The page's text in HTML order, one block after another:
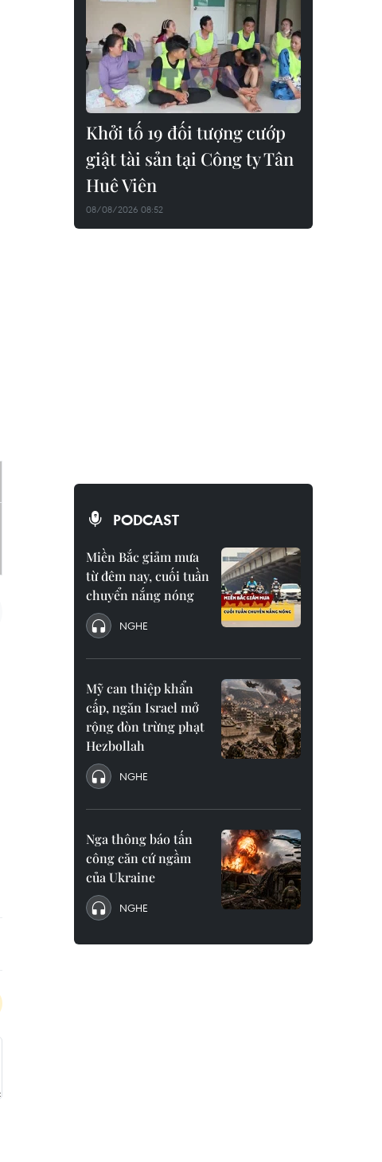
Khởi tố 19 đối tượng cướp
giật tài sản tại Công ty Tân
Huê Viên
08/08/2026 08:52
PODCAST
Miền Bắc giảm mưa
từ đêm nay, cuối tuần
chuyển nắng nóng
NGHE
Mỹ can thiệp khẩn
cấp, ngăn Israel mở
rộng đòn trừng phạt
Hezbollah
NGHE
Nga thông báo tấn
công căn cứ ngầm
của Ukraine
NGHE